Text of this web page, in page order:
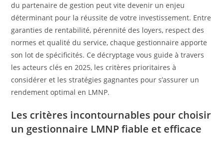
du partenaire de gestion peut vite devenir un enjeu
déterminant pour la réussite de votre investissement. Entre
garanties de rentabilité, pérennité des loyers, respect des
normes et qualité du service, chaque gestionnaire apporte
son lot de spécificités. Ce décryptage vous guide à travers
les acteurs clés en 2025, les critères prioritaires à
considérer et les stratégies gagnantes pour s’assurer un
rendement optimal en LMNP.
Les critères incontournables pour choisir
un gestionnaire LMNP fiable et efficace